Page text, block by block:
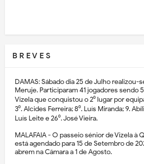
B R E V E S
DAMAS: Sábado dia 25 de Julho realizou-
Meruje. Participaram 41 jogadores sendo
Vizela que conquistou o 2⁰ lugar por
3⁰. Alcides Ferreira; 8⁰. Luís Miranda; 9.
Luís Leite e 26⁰. José Vieira.
MALAFAIA - O passeio sénior de Vizela à
está agendado para 15 de Setembro de
abrem na Câmara a 1 de Agosto.